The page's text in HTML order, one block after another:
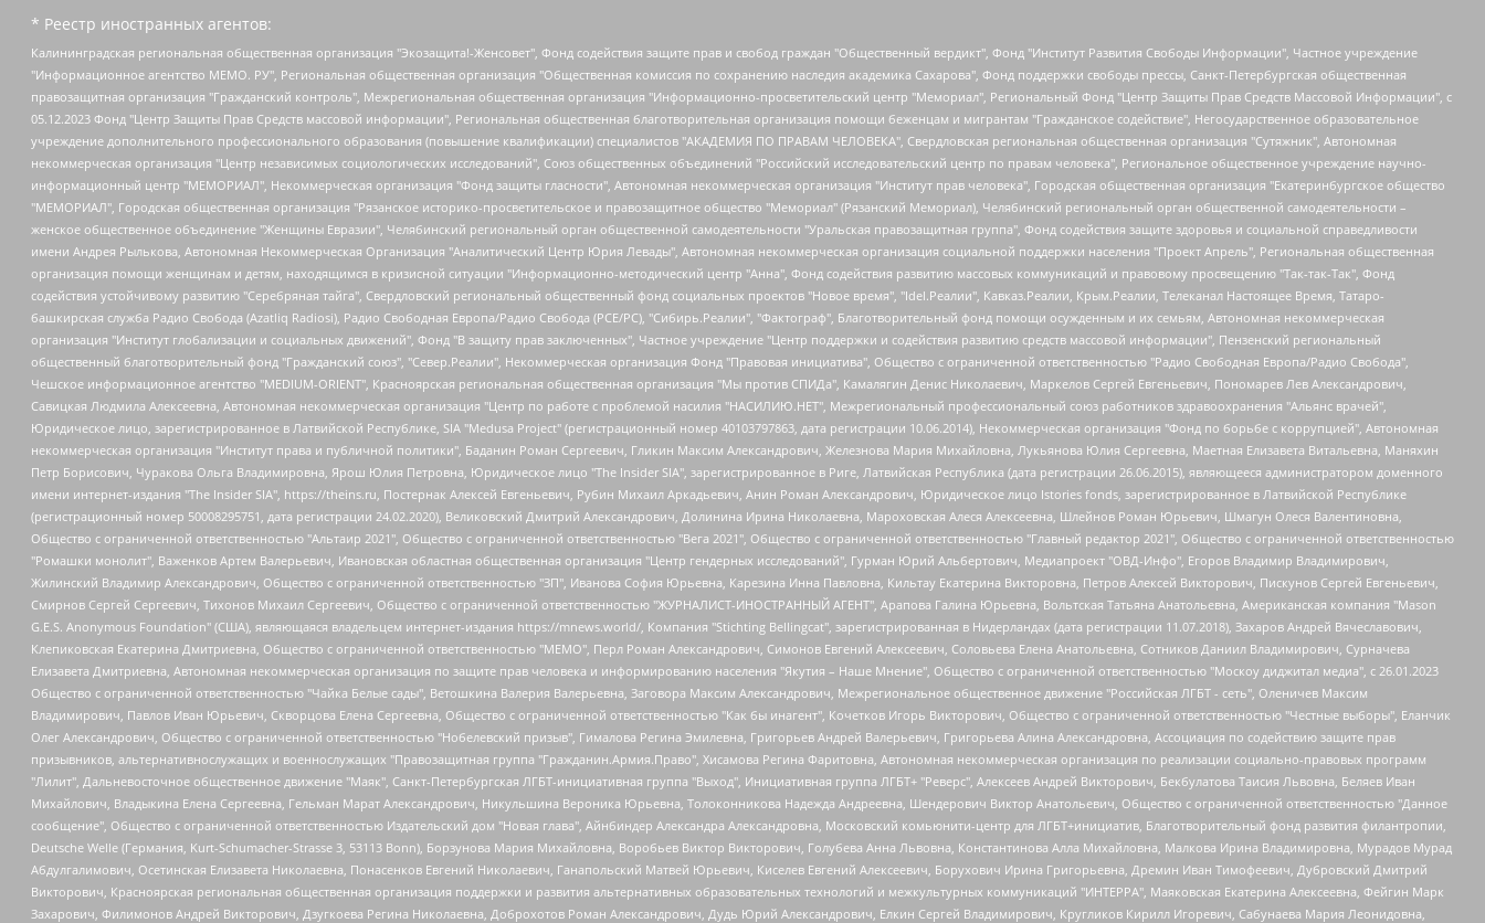
* Реестр иностранных агентов:
Калининградская региональная общественная организация "Экозащита!-Женсовет", Фонд содействия защите прав и свобод граждан "Общественный вердикт", Фонд "Институт Развития Свободы Информации", Частное учреждение "Информационное агентство МЕМО. РУ", Региональная общественная организация "Общественная комиссия по сохранению наследия академика Сахарова", Фонд поддержки свободы прессы, Санкт-Петербургская общественная правозащитная организация "Гражданский контроль", Межрегиональная общественная организация "Информационно-просветительский центр "Мемориал", Региональный Фонд "Центр Защиты Прав Средств Массовой Информации", с 05.12.2023 Фонд "Центр Защиты Прав Средств массовой информации", Региональная общественная благотворительная организация помощи беженцам и мигрантам "Гражданское содействие", Негосударственное образовательное учреждение дополнительного профессионального образования (повышение квалификации) специалистов "АКАДЕМИЯ ПО ПРАВАМ ЧЕЛОВЕКА", Свердловская региональная общественная организация "Сутяжник", Автономная некоммерческая организация "Центр независимых социологических исследований", Союз общественных объединений "Российский исследовательский центр по правам человека", Региональное общественное учреждение научно-информационный центр "МЕМОРИАЛ", Некоммерческая организация "Фонд защиты гласности", Автономная некоммерческая организация "Институт прав человека", Городская общественная организация "Екатеринбургское общество "МЕМОРИАЛ", Городская общественная организация "Рязанское историко-просветительское и правозащитное общество "Мемориал" (Рязанский Мемориал), Челябинский региональный орган общественной самодеятельности – женское общественное объединение "Женщины Евразии", Челябинский региональный орган общественной самодеятельности "Уральская правозащитная группа", Фонд содействия защите здоровья и социальной справедливости имени Андрея Рылькова, Автономная Некоммерческая Организация "Аналитический Центр Юрия Левады", Автономная некоммерческая организация социальной поддержки населения "Проект Апрель", Региональная общественная организация помощи женщинам и детям, находящимся в кризисной ситуации "Информационно-методический центр "Анна", Фонд содействия развитию массовых коммуникаций и правовому просвещению "Так-так-Так", Фонд содействия устойчивому развитию "Серебряная тайга", Свердловский региональный общественный фонд социальных проектов "Новое время", "Idel.Реалии", Кавказ.Реалии, Крым.Реалии, Телеканал Настоящее Время, Татаро-башкирская служба Радио Свобода (Azatliq Radiosi), Радио Свободная Европа/Радио Свобода (PCE/PC), "Сибирь.Реалии", "Фактограф", Благотворительный фонд помощи осужденным и их семьям, Автономная некоммерческая организация "Институт глобализации и социальных движений", Фонд "В защиту прав заключенных", Частное учреждение "Центр поддержки и содействия развитию средств массовой информации", Пензенский региональный общественный благотворительный фонд "Гражданский союз", "Север.Реалии", Некоммерческая организация Фонд "Правовая инициатива", Общество с ограниченной ответственностью "Радио Свободная Европа/Радио Свобода", Чешское информационное агентство "MEDIUM-ORIENT", Красноярская региональная общественная организация "Мы против СПИДа", Камалягин Денис Николаевич, Маркелов Сергей Евгеньевич, Пономарев Лев Александрович, Савицкая Людмила Алексеевна, Автономная некоммерческая организация "Центр по работе с проблемой насилия "НАСИЛИЮ.НЕТ", Межрегиональный профессиональный союз работников здравоохранения "Альянс врачей", Юридическое лицо, зарегистрированное в Латвийской Республике, SIA "Medusa Project" (регистрационный номер 40103797863, дата регистрации 10.06.2014), Некоммерческая организация "Фонд по борьбе с коррупцией", Автономная некоммерческая организация "Институт права и публичной политики", Баданин Роман Сергеевич, Гликин Максим Александрович, Железнова Мария Михайловна, Лукьянова Юлия Сергеевна, Маетная Елизавета Витальевна, Маняхин Петр Борисович, Чуракова Ольга Владимировна, Ярош Юлия Петровна, Юридическое лицо "The Insider SIA", зарегистрированное в Риге, Латвийская Республика (дата регистрации 26.06.2015), являющееся администратором доменного имени интернет-издания "The Insider SIA", https://theins.ru, Постернак Алексей Евгеньевич, Рубин Михаил Аркадьевич, Анин Роман Александрович, Юридическое лицо Istories fonds, зарегистрированное в Латвийской Республике (регистрационный номер 50008295751, дата регистрации 24.02.2020), Великовский Дмитрий Александрович, Долинина Ирина Николаевна, Мароховская Алеся Алексеевна, Шлейнов Роман Юрьевич, Шмагун Олеся Валентиновна, Общество с ограниченной ответственностью "Альтаир 2021", Общество с ограниченной ответственностью "Вега 2021", Общество с ограниченной ответственностью "Главный редактор 2021", Общество с ограниченной ответственностью "Ромашки монолит", Важенков Артем Валерьевич, Ивановская областная общественная организация "Центр гендерных исследований", Гурман Юрий Альбертович, Медиапроект "ОВД-Инфо", Егоров Владимир Владимирович, Жилинский Владимир Александрович, Общество с ограниченной ответственностью "ЗП", Иванова София Юрьевна, Карезина Инна Павловна, Кильтау Екатерина Викторовна, Петров Алексей Викторович, Пискунов Сергей Евгеньевич, Смирнов Сергей Сергеевич, Тихонов Михаил Сергеевич, Общество с ограниченной ответственностью "ЖУРНАЛИСТ-ИНОСТРАННЫЙ АГЕНТ", Арапова Галина Юрьевна, Вольтская Татьяна Анатольевна, Американская компания "Mason G.E.S. Anonymous Foundation" (США), являющаяся владельцем интернет-издания https://mnews.world/, Компания "Stichting Bellingcat", зарегистрированная в Нидерландах (дата регистрации 11.07.2018), Захаров Андрей Вячеславович, Клепиковская Екатерина Дмитриевна, Общество с ограниченной ответственностью "МЕМО", Перл Роман Александрович, Симонов Евгений Алексеевич, Соловьева Елена Анатольевна, Сотников Даниил Владимирович, Сурначева Елизавета Дмитриевна, Автономная некоммерческая организация по защите прав человека и информированию населения "Якутия – Наше Мнение", Общество с ограниченной ответственностью "Москоу диджитал медиа", с 26.01.2023 Общество с ограниченной ответственностью "Чайка Белые сады", Ветошкина Валерия Валерьевна, Заговора Максим Александрович, Межрегиональное общественное движение "Российская ЛГБТ - сеть", Оленичев Максим Владимирович, Павлов Иван Юрьевич, Скворцова Елена Сергеевна, Общество с ограниченной ответственностью "Как бы инагент", Кочетков Игорь Викторович, Общество с ограниченной ответственностью "Честные выборы", Еланчик Олег Александрович, Общество с ограниченной ответственностью "Нобелевский призыв", Гималова Регина Эмилевна, Григорьев Андрей Валерьевич, Григорьева Алина Александровна, Ассоциация по содействию защите прав призывников, альтернативнослужащих и военнослужащих "Правозащитная группа "Гражданин.Армия.Право", Хисамова Регина Фаритовна, Автономная некоммерческая организация по реализации социально-правовых программ "Лилит", Дальневосточное общественное движение "Маяк", Санкт-Петербургская ЛГБТ-инициативная группа "Выход", Инициативная группа ЛГБТ+ "Реверс", Алексеев Андрей Викторович, Бекбулатова Таисия Львовна, Беляев Иван Михайлович, Владыкина Елена Сергеевна, Гельман Марат Александрович, Никульшина Вероника Юрьевна, Толоконникова Надежда Андреевна, Шендерович Виктор Анатольевич, Общество с ограниченной ответственностью "Данное сообщение", Общество с ограниченной ответственностью Издательский дом "Новая глава", Айнбиндер Александра Александровна, Московский комьюнити-центр для ЛГБТ+инициатив, Благотворительный фонд развития филантропии, Deutsche Welle (Германия, Kurt-Schumacher-Strasse 3, 53113 Bonn), Борзунова Мария Михайловна, Воробьев Виктор Викторович, Голубева Анна Львовна, Константинова Алла Михайловна, Малкова Ирина Владимировна, Мурадов Мурад Абдулгалимович, Осетинская Елизавета Николаевна, Понасенков Евгений Николаевич, Ганапольский Матвей Юрьевич, Киселев Евгений Алексеевич, Борухович Ирина Григорьевна, Дремин Иван Тимофеевич, Дубровский Дмитрий Викторович, Красноярская региональная общественная организация поддержки и развития альтернативных образовательных технологий и межкультурных коммуникаций "ИНТЕРРА", Маяковская Екатерина Алексеевна, Фейгин Марк Захарович, Филимонов Андрей Викторович, Дзугкоева Регина Николаевна, Доброхотов Роман Александрович, Дудь Юрий Александрович, Елкин Сергей Владимирович, Кругликов Кирилл Игоревич, Сабунаева Мария Леонидовна, Семенов Алексей Владимирович, Шаинян Карен Багратович, Шульман Екатерина Михайловна, Асафьев Артур Валерьевич, Вахштайн Виктор Семенович, Венедиктов Алексей Алексеевич, Лушникова Екатерина Евгеньевна, Волков Леонид Михайлович, Невзоров Александр Глебович, Пархоменко Сергей Борисович, Сироткин Ярослав Николаевич, Кара-Мурза Владимир Владимирович, Баранова Наталья Владимировна, Гозман Леонид Яковлевич, Кагарлицкий Борис Юльевич, Климарев Михаил Валерьевич, Милов Владимир Станиславович, Автономная некоммерческая организация Краснодарский центр современного искусства "Типография", Моргенштерн Алишер Тагирович, Соболь Любовь Эдуардовна, Общество с ограниченной ответственностью "ЛИЗА НОРМ", Каспаров Гарри Кимович, Ходорковский Михаил Борисович, Общество с ограниченной ответственностью "Апрельские тезисы", Данилович Ирина Брониславовна, Кашин Олег Владимирович, Петров Николай Владимирович, Пивоваров Алексей Владимирович, Соколов Михаил Владимирович, Цветкова Юлия Владимировна, Чичваркин Евгений Александрович, Комитет против пыток/Команда против пыток, Общество с ограниченной ответственностью "Первый научный", Общество с ограниченной ответственностью "Вертолет и ко", Белоцерковская Вероника Борисовна, Кац Максим Евгеньевич, Лазарева Татьяна Юрьевна, Шаведдинов Руслан Табризович, Яшин Илья Валерьевич, Общество с ограниченной ответственностью "Иноагент ААВ", Алешковский Дмитрий Петрович, Альбац Евгения Марковна, Быков Дмитрий Львович, Галямина Юлия Евгеньевна, Лойко Сергей Леонидович, Мартынов Кирилл Константинович, Медведев Сергей Александрович, Крашенинников Федор Геннадиевич, Гордеева Катерина Вл